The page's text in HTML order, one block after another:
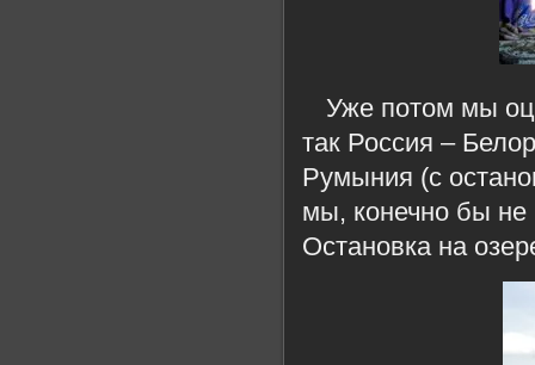
Уже потом мы
так Россия –
Румыния (с
мы, конечно бы не
Остановка на